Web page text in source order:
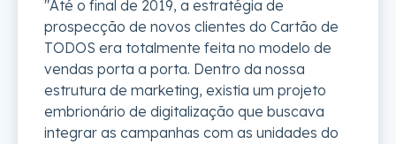
"Até o final de 2019, a estratégia de
prospecção de novos clientes do Cartão de
TODOS era totalmente feita no modelo de
vendas porta a porta. Dentro da nossa
estrutura de marketing, existia um projeto
embrionário de digitalização que buscava
integrar as campanhas com as unidades do